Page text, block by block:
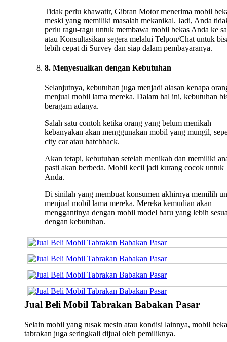
Tidak perlu khawatir, Gibran Motor menerima mobil
meski yang memiliki masalah mekanikal. Jadi, Anda
perlu ragu-ragu untuk membawa mobil bekas Anda ke
atau Konsultasikan segera melalui Telpon/Chat untuk
lebih cepat di Survey dan siap dalam pembayaranya.
8. Menyesuaikan dengan Kebutuhan
Selanjutnya, kebutuhan juga menjadi alasan kenapa
menjual mobil lama mereka. Dalam hal ini, kebutuhan
beragam adanya.
Salah satu contoh ketika orang yang belum menikah
kebanyakan akan menggunakan mobil yang mungil,
city car atau hatchback.
Akan tetapi, kebutuhan setelah menikah dan memiliki
pasti akan berbeda. Mobil kecil jadi kurang cocok untuk
Anda.
Di sinilah yang membuat konsumen akhirnya memilih
menjual mobil lama mereka. Mereka kemudian akan
menggantinya dengan mobil model baru yang lebih
dengan kebutuhan.
Jual Beli Mobil Tabrakan Babakan Pasar
Selain mobil yang rusak mesin atau kondisi lainnya, mobil
tabrakan juga seringkali dijual oleh pemiliknya.